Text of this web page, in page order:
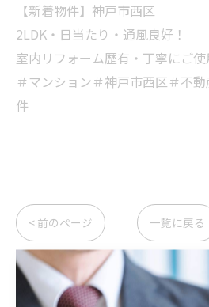
【新着物件】神戸市西区
2LDK・日当たり・通風良好！
室内リフォーム歴有・丁寧にご使
＃マンション＃神戸市西区＃不
件
< 前のページ 一覧に戻る